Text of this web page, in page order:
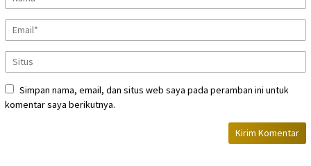
Simpan nama, email, dan situs web saya pada peramban ini untuk
komentar saya berikutnya.